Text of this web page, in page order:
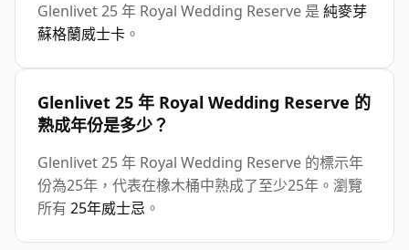
Glenlivet 25 年 Royal Wedding Reserve 是 純麥芽
蘇格蘭威士卡 。
Glenlivet 25 年 Royal Wedding Reserve 的
熟成年份是多少？
Glenlivet 25 年 Royal Wedding Reserve 的標示年
份為25年，代表在橡木桶中熟成了至少25年。瀏覽
所有 25年威士忌 。